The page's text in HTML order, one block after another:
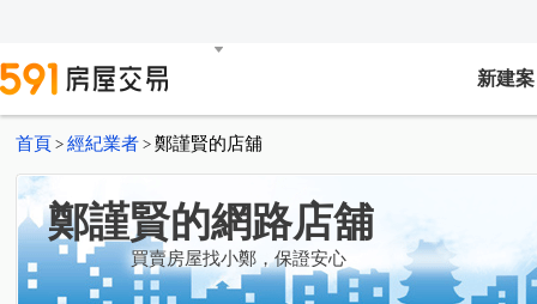
新建案
首頁 > 經紀業者 > 鄭謹賢的店舖
鄭謹賢的網路店舖
買賣房屋找小鄭，保證安心